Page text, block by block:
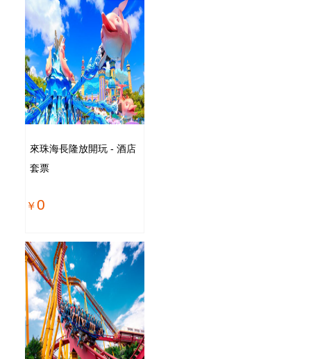
來珠海長隆放開玩 - 酒店
套票
0